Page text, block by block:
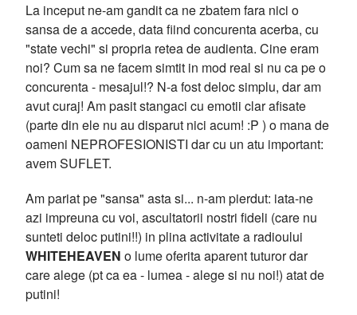
La inceput ne-am gandit ca ne zbatem fara nici o
sansa de a accede, data fiind concurenta acerba, cu
"state vechi" si propria retea de audienta. Cine eram
noi? Cum sa ne facem simtit in mod real si nu ca pe o
concurenta - mesajul!? N-a fost deloc simplu, dar am
avut curaj! Am pasit stangaci cu emotii clar afisate
(parte din ele nu au disparut nici acum! :P ) o mana de
oameni NEPROFESIONISTI dar cu un atu important:
avem SUFLET.
Am pariat pe "sansa" asta si... n-am pierdut: iata-ne
azi impreuna cu voi, ascultatorii nostri fideli (care nu
sunteti deloc putini!!) in plina activitate a radioului
WHITEHEAVEN o lume oferita aparent tuturor dar
care alege (pt ca ea - lumea - alege si nu noi!) atat de
putini!